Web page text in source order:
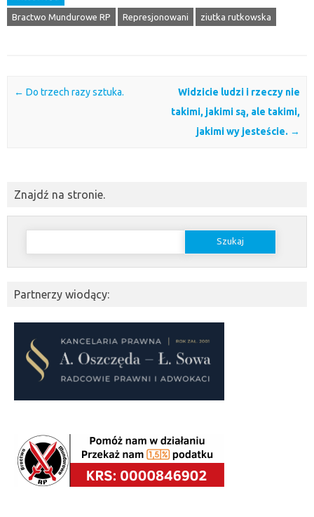
Bractwo Mundurowe RP Represjonowani ziutka rutkowska
Post navigation
← Do trzech razy sztuka.
Widzicie ludzi i rzeczy nie
takimi, jakimi są, ale takimi,
jakimi wy jesteście. →
Znajdź na stronie.
Szukaj:
Partnerzy wiodący: